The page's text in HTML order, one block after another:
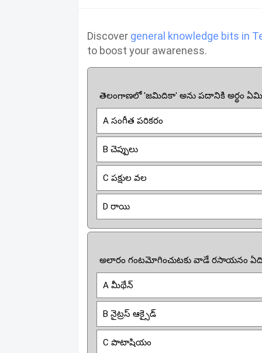
Discover general knowledge bits in
to boost your awareness.
తెలంగాణలో 'జమిదికా' అను పదానికి అర్థం
A సంగీత పరికరం
B చెప్పులు
C పక్షుల వల
D రాయి
అలారం గంటమోగించుటకు వాడే రసాయనం
A మీథేన్
B నైట్రస్ ఆక్సైడ్
C పొటాషియం